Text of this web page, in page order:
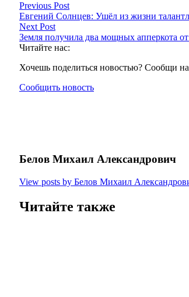
Previous Post
Евгений Солнцев: Ушёл из жизни
Next Post
Земля получила два мощных апперкота
Читайте нас:
Хочешь поделиться новостью? Сообщи
Сообщить новость
Белов Михаил Александрович
View posts by Белов Михаил
Читайте также